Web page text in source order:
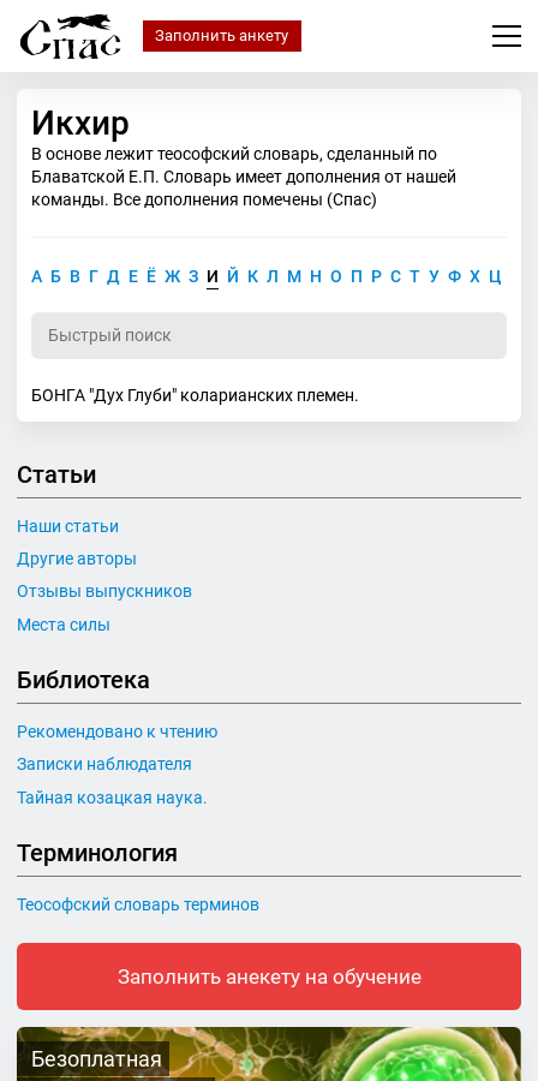
Заполнить анкету
Икхир
В основе лежит теософский словарь, сделанный по
Блаватской Е.П. Словарь имеет дополнения от нашей
команды. Все дополнения помечены (Спас)
А Б В Г Д Е Ё Ж З И Й К Л М Н О П Р С Т У Ф Х Ц
БОНГА "Дух Глуби" коларианских племен.
Статьи
Наши статьи
Другие авторы
Отзывы выпускников
Места силы
Библиотека
Рекомендовано к чтению
Записки наблюдателя
Тайная козацкая наука.
Терминология
Теософский словарь терминов
Заполнить анекету на обучение
Безоплатная